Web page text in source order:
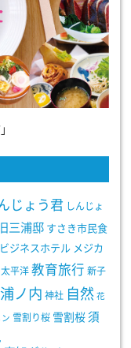
じょう君 しんじょ
三浦邸 すさき市民食
ビジネスホテル メジカ
太平洋 教育旅行 新子
浦ノ内 神社 自然 花
雪割り桜 雪割桜 須